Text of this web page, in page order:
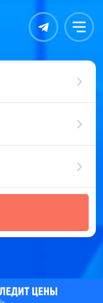
Контакты Меню